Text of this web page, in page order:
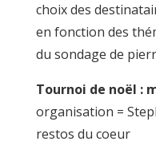
choix des
en fonction des
du sondage de
Tournoi de noël :
organisation =
restos du coeur